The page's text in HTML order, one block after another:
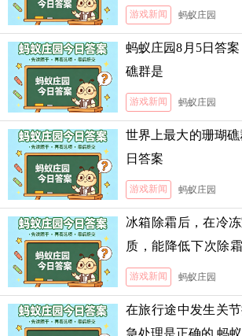
霜的难度
游戏新闻 蚂蚁庄园
蚂蚁庄园8月5日答
礁群是
游戏新闻 蚂蚁庄园
世界上最大的珊瑚
日答案
游戏新闻 蚂蚁庄园
冰箱除霜后，在冷
质，能降低下次除
月5日答案
游戏新闻 蚂蚁庄园
在旅行途中发生关